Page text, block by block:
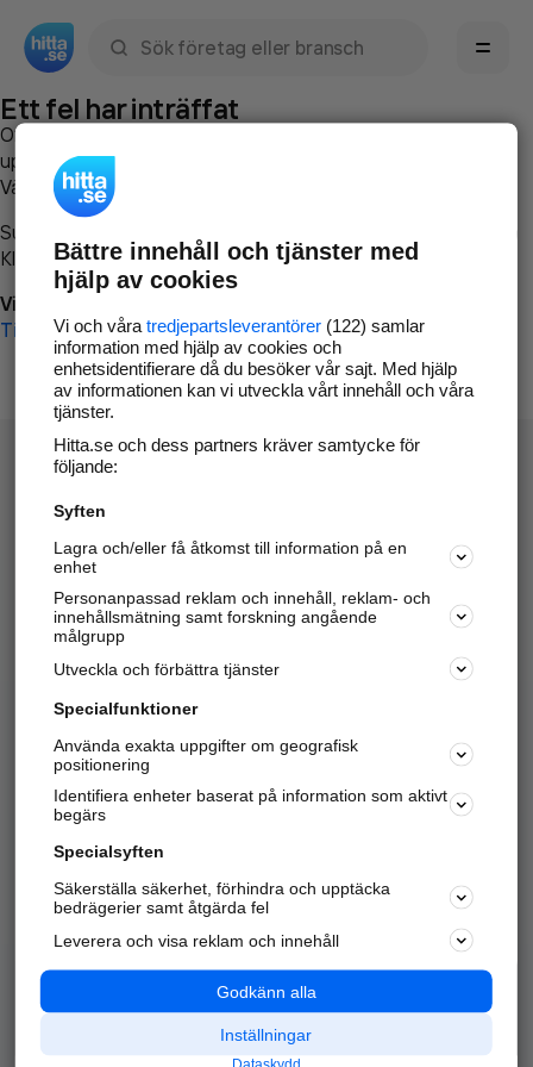
Ett fel har inträffat
Om du vill kan du
uppstod så att vi lättare och snabbare kan avhjälpa det.
Vänligen försök med följande:
Surfa till
Klicka påTillbaka-knappen i webbläsaren och försök igen
Vi beklagar besväret!
Till startsidan
Hitta.se - Gratis nummerupplysning.
Sök företag, personer och platser.
Hitta telefonnummer, adresser, företagsinfo mm.
Marknadsför företaget
Kom igång och annonsera mot
samarbetspartners nära dig.
Alla kategorier
Populära sökningar
API & Kartor
Annonsera
Integritet
Nödnummer
Bättre innehåll och tjänster med
hjälp av cookies
Vi och våra tredjepartsleverantörer(122) samlar
information med hjälp av cookies och
enhetsidentifierare då du besöker vår sajt. Med hjälp
av informationen kan vi utveckla vårt innehåll och våra
tjänster.
Hitta.se och dess partners kräver samtycke för
följande:
Syften
Lagra och/eller få åtkomst till information på en
enhet
Personanpassad reklam och innehåll, reklam- och
innehållsmätning samt forskning angående
målgrupp
Utveckla och förbättra tjänster
Specialfunktioner
Använda exakta uppgifter om geografisk
positionering
Identifiera enheter baserat på information som aktivt
begärs
Specialsyften
Säkerställa säkerhet, förhindra och upptäcka
bedrägerier samt åtgärda fel
Leverera och visa reklam och innehåll
Godkänn alla
Inställningar
Dataskydd